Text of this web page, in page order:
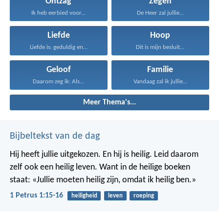
Ik heb eerbied voor... De Heer zal jullie...
Liefde
Liefde is: geduldig en...
Hoop
Dit is mijn besluit...
Geloof
Daarom zeg ik: Als...
Familie
Vandaag zal ik jullie...
Meer Thema's...
Bijbeltekst van de dag
Hij heeft jullie uitgekozen. En hij is heilig. Leid daarom
zelf ook een heilig leven. Want in de heilige boeken
staat: «Jullie moeten heilig zijn, omdat ik heilig ben.»
1 Petrus 1:15-16 heiligheid leven roeping